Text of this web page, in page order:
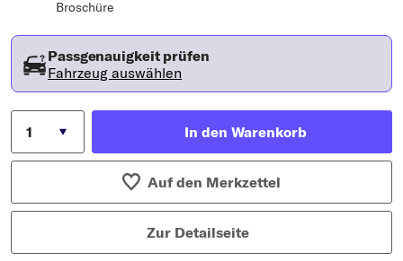
Broschüre
Passgenauigkeit prüfen
Fahrzeug auswählen
In den Warenkorb
Auf den Merkzettel
Zur Detailseite